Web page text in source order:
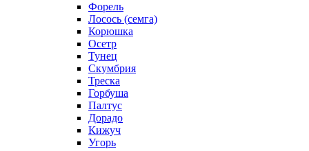
Форель
Лосось (семга)
Корюшка
Осетр
Тунец
Скумбрия
Треска
Горбуша
Палтус
Дорадо
Кижуч
Угорь